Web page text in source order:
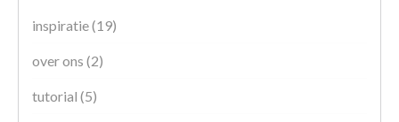
inspiratie(19)
over ons (2)
tutorial (5)